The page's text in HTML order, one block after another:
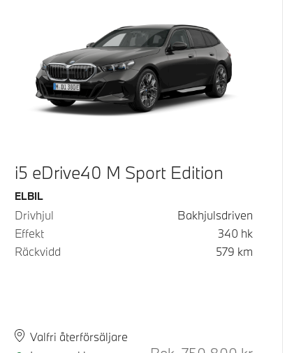
i5 eDrive40 M Sport Edition
Bränsle
ELBIL
Drivhjul
Bakhjulsdriven
Effekt
340 hk
Räckvidd
579 km
PlatsValfri återförsäljare
Leveranstid